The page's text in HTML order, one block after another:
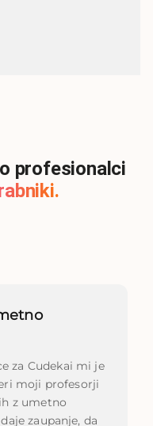
profesionalci
za Cudekai mi je
moji profesorji
z umetno
zaupanje, da